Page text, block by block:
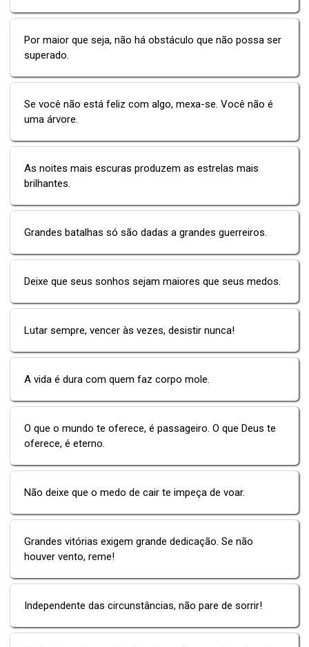
Por maior que seja, não há obstáculo que não possa ser
superado.
Se você não está feliz com algo, mexa-se. Você não é
uma árvore.
As noites mais escuras produzem as estrelas mais
brilhantes.
Grandes batalhas só são dadas a grandes guerreiros.
Deixe que seus sonhos sejam maiores que seus medos.
Lutar sempre, vencer às vezes, desistir nunca!
A vida é dura com quem faz corpo mole.
O que o mundo te oferece, é passageiro. O que Deus te
oferece, é eterno.
Não deixe que o medo de cair te impeça de voar.
Grandes vitórias exigem grande dedicação. Se não
houver vento, reme!
Independente das circunstâncias, não pare de sorrir!